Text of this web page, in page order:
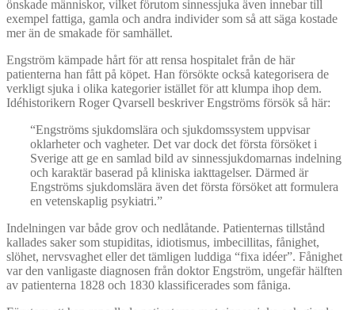
önskade människor, vilket förutom sinnessjuka även innebar till
exempel fattiga, gamla och andra individer som så att säga kostade
mer än de smakade för samhället.
Engström kämpade hårt för att rensa hospitalet från de här
patienterna han fått på köpet. Han försökte också kategorisera de
verkligt sjuka i olika kategorier istället för att klumpa ihop dem.
Idéhistorikern Roger Qvarsell beskriver Engströms försök så här:
“Engströms sjukdomslära och sjukdomssystem uppvisar
oklarheter och vagheter. Det var dock det första försöket i
Sverige att ge en samlad bild av sinnessjukdomarnas indelning
och karaktär baserad på kliniska iakttagelser. Därmed är
Engströms sjukdomslära även det första försöket att formulera
en vetenskaplig psykiatri.”
Indelningen var både grov och nedlåtande. Patienternas tillstånd
kallades saker som stupiditas, idiotismus, imbecillitas, fånighet,
slöhet, nervsvaghet eller det tämligen luddiga “fixa idéer”. Fånighet
var den vanligaste diagnosen från doktor Engström, ungefär hälften
av patienterna 1828 och 1830 klassificerades som fåniga.